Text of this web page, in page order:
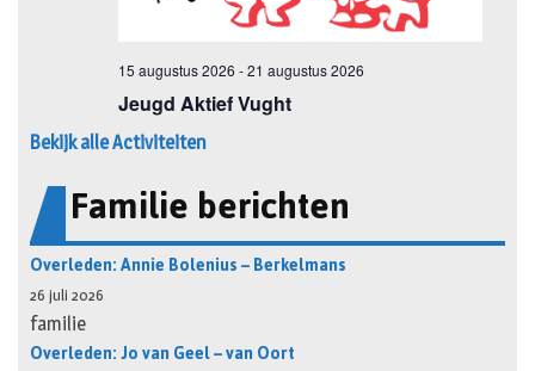
Bekijk alle Activiteiten
Familie berichten
Overleden: Annie Bolenius – Berkelmans
26 juli 2026
familie
Overleden: Jo van Geel – van Oort